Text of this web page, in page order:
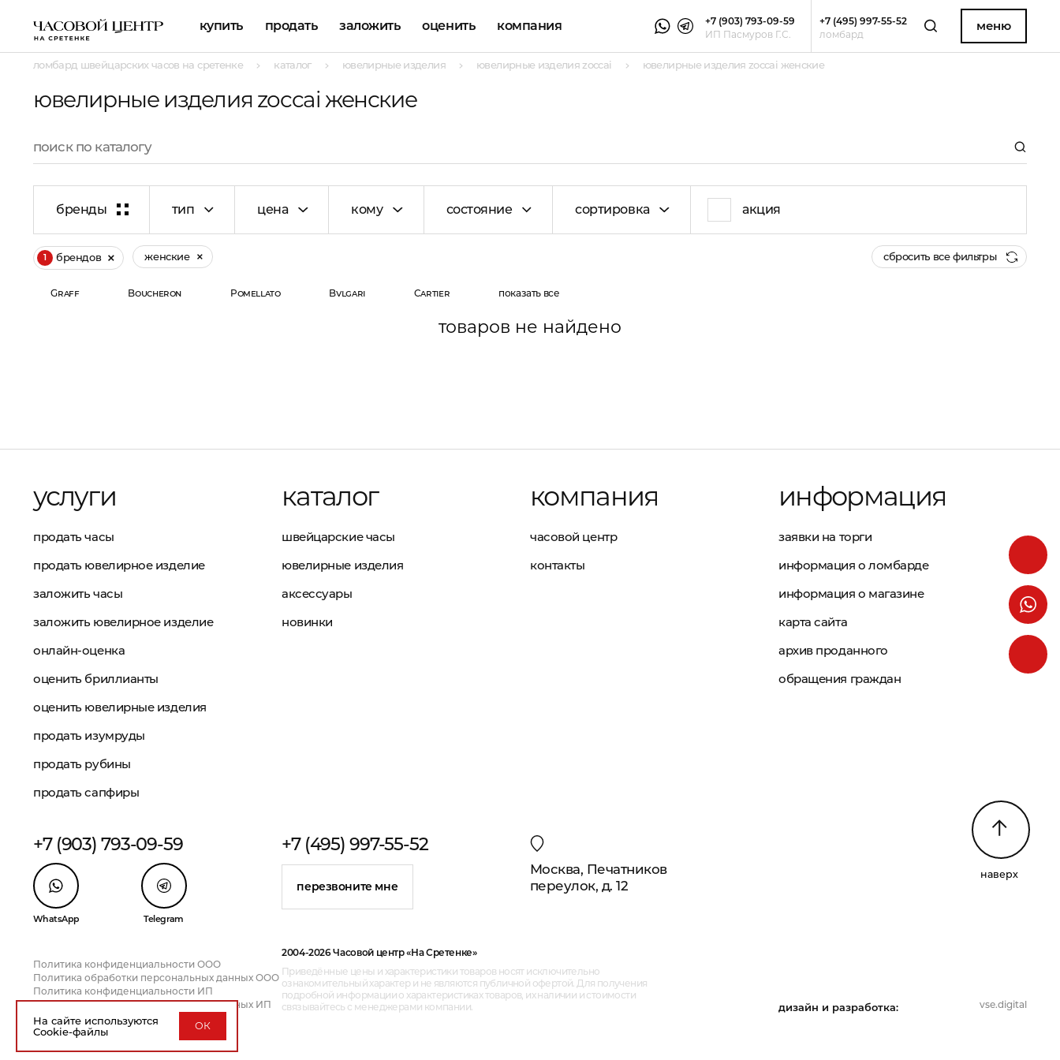
купить продать заложить оценить компания
+7 (903) 793-09-59
ИП Пасмуров Г.С.
+7 (495) 997-55-52
ломбард
меню
ломбард швейцарских часов на сретенке каталог ювелирные изделия ювелирные изделия zoccai ювелирные изделия zoccai женские
ювелирные изделия zoccai женские
бренды тип цена кому состояние сортировка акция
1 брендов женские сбросить все фильтры
Graff Boucheron Pomellato Bvlgari Cartier показать все
товаров не найдено
услуги
продать часы
продать ювелирное изделие
заложить часы
заложить ювелирное изделие
онлайн-оценка
оценить бриллианты
оценить ювелирные изделия
продать изумруды
продать рубины
продать сапфиры
каталог
швейцарские часы
ювелирные изделия
аксессуары
новинки
компания
часовой центр
контакты
информация
заявки на торги
информация о ломбарде
информация о магазине
карта сайта
архив проданного
обращения граждан
+7 (903) 793-09-59
WhatsApp Telegram
+7 (495) 997-55-52
перезвоните мне
Москва, Печатников
переулок, д. 12
наверх
Политика конфиденциальности ООО
Политика обработки персональных данных ООО
Политика конфиденциальности ИП
Политика обработки персональных данных ИП
2004-2026 Часовой центр «На Сретенке»
Приведённые цены и характеристики товаров носят исключительно
ознакомительный характер и не являются публичной офертой. Для получения
подробной информации о характеристиках товаров, их наличии и стоимости
связывайтесь с менеджерами компании.
дизайн и разработка: vse.digital
На сайте используются
Cookie-файлы
ОК